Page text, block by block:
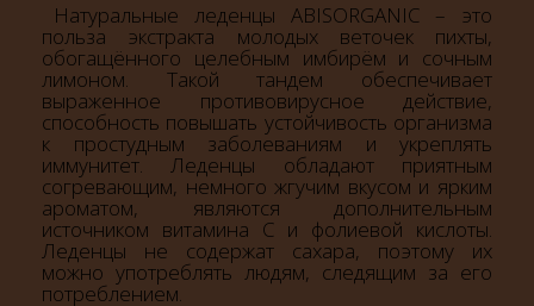
Натуральные леденцы ABISORGANIC – это
польза экстракта молодых веточек пихты,
обогащённого целебным имбирём и сочным
лимоном. Такой тандем обеспечивает
выраженное противовирусное действие,
способность повышать устойчивость организма
к простудным заболеваниям и укреплять
иммунитет. Леденцы обладают приятным
согревающим, немного жгучим вкусом и ярким
ароматом, являются дополнительным
источником витамина C и фолиевой кислоты.
Леденцы не содержат сахара, поэтому их
можно употреблять людям, следящим за его
потреблением.